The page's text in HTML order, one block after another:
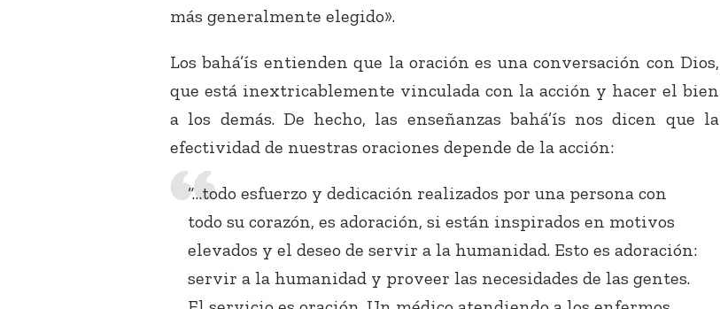
más generalmente elegido».
Los bahá’ís entienden que la oración es una conversación con Dios,
que está inextricablemente vinculada con la acción y hacer el bien
a los demás. De hecho, las enseñanzas bahá’ís nos dicen que la
efectividad de nuestras oraciones depende de la acción:
“…todo esfuerzo y dedicación realizados por una persona con
todo su corazón, es adoración, si están inspirados en motivos
elevados y el deseo de servir a la humanidad. Esto es adoración:
servir a la humanidad y proveer las necesidades de las gentes.